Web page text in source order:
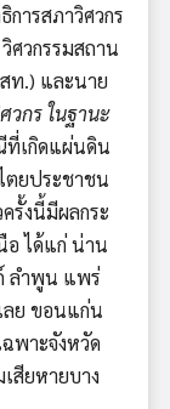
การสภาวิศวกร
ศวกรรมสถาน
ท.) และนาย
วกร ในฐานะ
ที่เกิดแผ่นดิน
ตยประชาชน
รั้งนี้มีผลกระ
อ ได้แก่ น่าน
ลำพูน แพร่
ลย ขอนแก่น
พาะจังหวัด
สียหายบาง